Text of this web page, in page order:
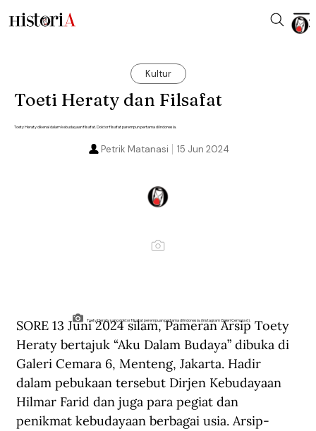
Kultur
Toeti Heraty dan Filsafat
Toety Heraty dikenal dalam kebudayaan filsafat. Doktor filsafat parempun pertama di Indonesia.
15 Jun 2024
Petrik Matanasi
Toety Heraty sang doktor filsafat perempuan pertama di Indonesia. (Instagram Galeri Cemara 6).
SORE 13 Juni 2024 silam, Pameran Arsip Toety
Heraty bertajuk “Aku Dalam Budaya” dibuka di
Galeri Cemara 6, Menteng, Jakarta. Hadir
dalam pebukaan tersebut Dirjen Kebudayaan
Hilmar Farid dan juga para pegiat dan
penikmat kebudayaan berbagai usia. Arsip-